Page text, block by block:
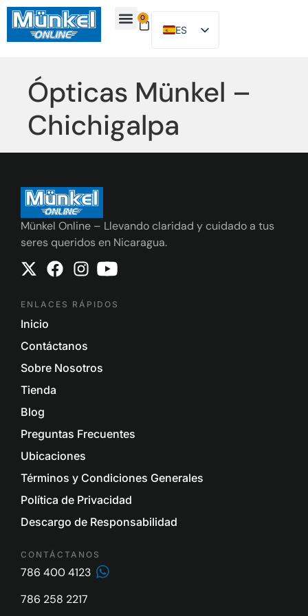
0
ES
EN
Ópticas Münkel –
Chichigalpa
Münkel Online – Llevando claridad y cuidado a tus
seres queridos en Nicaragua.
ENLACES RÁPIDOS
Inicio
Contáctanos
Sobre Nosotros
Tienda
Blog
Preguntas Frecuentes
Ubicaciones
Términos y Condiciones Generales
Política de Privacidad
Descargo de Responsabilidad
CONTÁCTANOS
786 400 4123
786 258 2217